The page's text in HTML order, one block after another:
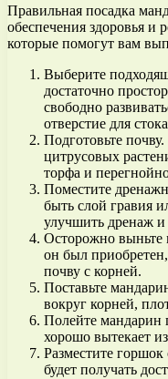
Правильная посадка
обеспечения здоровья и
которые помогут вам
Выберите
достаточно
свободно
отверстие для
Подготовьте
цитрусовых
торфа и
Поместите
быть слой гравия
улучшить дренаж и
Осторожно выньте
он был
почву с корней.
Поставьте
вокруг корней,
Полейте мандарин
хорошо вытекает
Разместите
будет получать